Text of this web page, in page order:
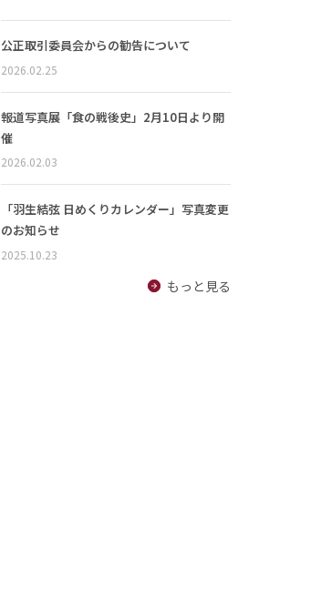
公正取引委員会からの勧告について
2026.02.25
報道写真展「食の戦後史」2月10日より開
催
2026.02.03
「羽生結弦 日めくりカレンダー」写真変更
のお知らせ
2025.10.23
もっと見る